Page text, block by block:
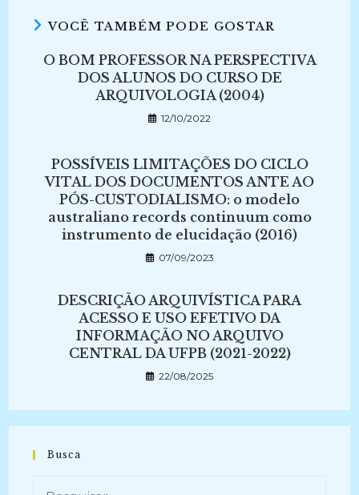
VOCÊ TAMBÉM PODE GOSTAR
O BOM PROFESSOR NA PERSPECTIVA
DOS ALUNOS DO CURSO DE
ARQUIVOLOGIA (2004)
12/10/2022
POSSÍVEIS LIMITAÇÕES DO CICLO
VITAL DOS DOCUMENTOS ANTE AO
PÓS-CUSTODIALISMO: o modelo
australiano records continuum como
instrumento de elucidação (2016)
07/09/2023
DESCRIÇÃO ARQUIVÍSTICA PARA
ACESSO E USO EFETIVO DA
INFORMAÇÃO NO ARQUIVO
CENTRAL DA UFPB (2021-2022)
22/08/2025
Busca